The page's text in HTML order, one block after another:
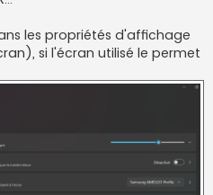
les propriétés d'affichage
si l'écran utilisé le permet